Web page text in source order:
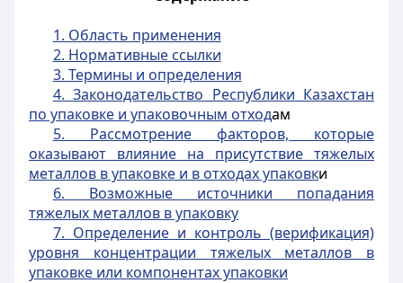
1. Область применения
2. Нормативные ссылки
3. Термины и определения
4. Законодательство Республики Казахстан
по упаковке и упаковочным отходам
5. Рассмотрение факторов, которые
оказывают влияние на присутствие тяжелых
металлов в упаковке и в отходах упаковки
6. Возможные источники попадания
тяжелых металлов в упаковку
7. Определение и контроль (верификация)
уровня концентрации тяжелых металлов в
упаковке или компонентах упаковки